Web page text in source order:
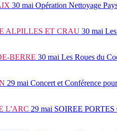
30 mai Opération Nettoyage
ALPILLES ET CRAU 30 mai
BERRE 30 mai Les Roues du
29 mai Concert et Conférence
L'ARC 29 mai SOIREE